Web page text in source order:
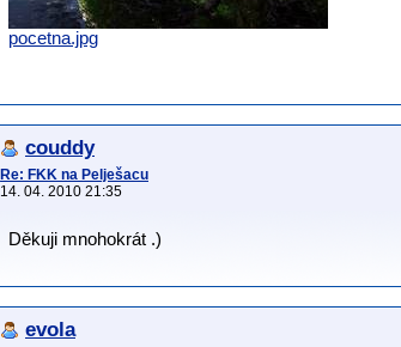
pocetna.jpg
couddy
Re: FKK na Pelješacu
14. 04. 2010 21:35
Děkuji mnohokrát .)
evola